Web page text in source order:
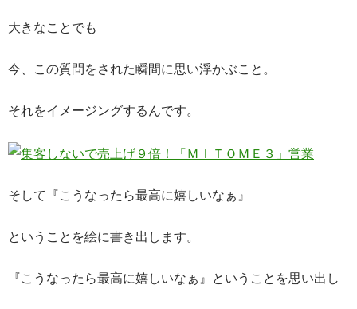
大きなことでも
今、この質問をされた瞬間に思い浮かぶこと。
それをイメージングするんです。
そして『こうなったら最高に嬉しいなぁ』
ということを絵に書き出します。
『こうなったら最高に嬉しいなぁ』ということを思い出し